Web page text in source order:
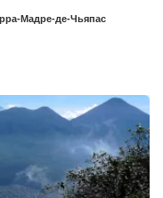
Мадре-де-Чьяпас